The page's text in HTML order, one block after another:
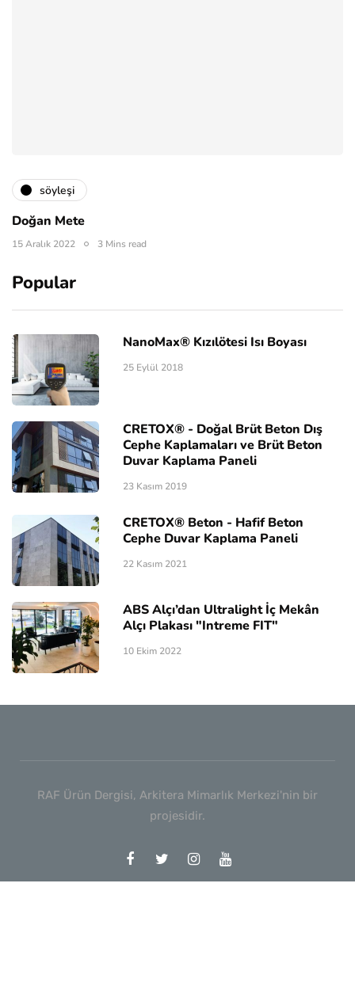
söyleşi
Doğan Mete
15 Aralık 2022 3 Mins read
Popular
NanoMax® Kızılötesi Isı Boyası
25 Eylül 2018
CRETOX® - Doğal Brüt Beton Dış
Cephe Kaplamaları ve Brüt Beton
Duvar Kaplama Paneli
23 Kasım 2019
CRETOX® Beton - Hafif Beton
Cephe Duvar Kaplama Paneli
22 Kasım 2021
ABS Alçı’dan Ultralight İç Mekân
Alçı Plakası "Intreme FIT"
10 Ekim 2022
RAF Ürün Dergisi, Arkitera Mimarlık Merkezi'nin bir
projesidir.